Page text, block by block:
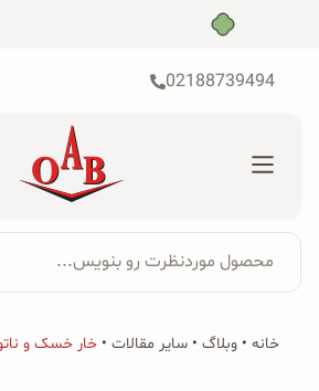
02188739494
برای:
جستجو...
پکیج‌ها
محصول موردنظرت رو بنویس...
خانه • وبلاگ • سایر مقالات • خار خسک و